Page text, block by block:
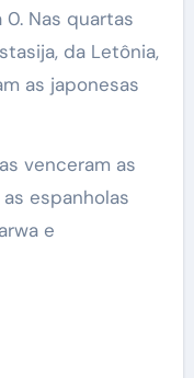
Nas quartas
da Letônia,
as japonesas
venceram as
espanholas
e